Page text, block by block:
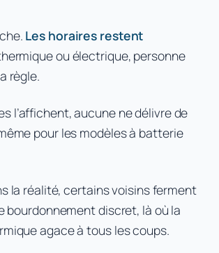
Les horaires restent
ou électrique, personne
règle.
l’affichent, aucune ne délivre de
pour les modèles à batterie
la réalité, certains voisins ferment
bourdonnement discret, là où la
agace à tous les coups.